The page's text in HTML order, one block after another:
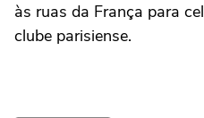
às ruas da França para
clube parisiense.